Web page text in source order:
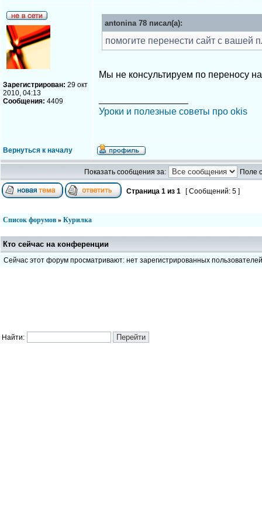
Зарегистрирован: 29 окт
2010, 04:13
Сообщения: 4409
antonina 78 писал(а):
помогите перенести сайт с
Мы не консультируем по переносу
Уроки и полезные советы про okis
Вернуться к началу
Показать сообщения за: Поле
Страница 1 из 1 [ Сообщений: 5 ]
Список форумов » Курилка
Кто сейчас на конференции
Сейчас этот форум просматривают: нет зарегистрированных пользователей
Найти: